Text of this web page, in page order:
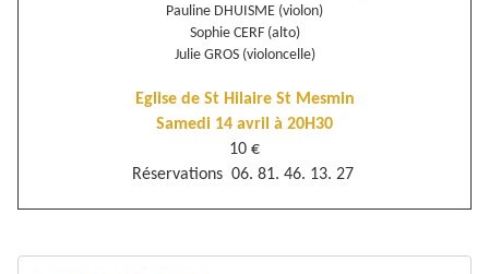
Pauline DHUISME (violon)
Sophie CERF (alto)
Julie GROS (violoncelle)
Eglise de St Hilaire St Mesmin
Samedi 14 avril à 20H30
10 €
Réservations 06. 81. 46. 13. 27